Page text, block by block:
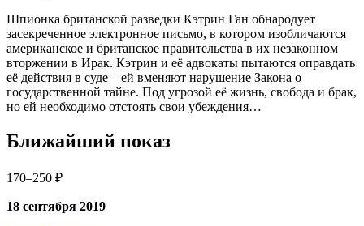
Шпионка британской разведки Кэтрин Ган обнародует
засекреченное электронное письмо, в котором изобличаются
американское и британское правительства в их незаконном
вторжении в Ирак. Кэтрин и её адвокаты пытаются оправдать
её действия в суде – ей вменяют нарушение Закона о
государственной тайне. Под угрозой её жизнь, свобода и брак,
но ей необходимо отстоять свои убеждения…
Ближайший показ
170–250 ₽
18 сентября 2019